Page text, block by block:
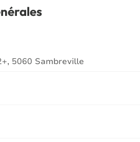
5060 Sambreville